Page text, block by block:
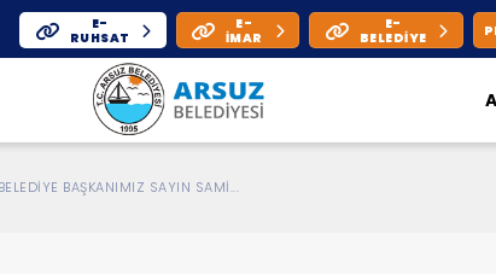
E-
RUHSAT
E-
İMAR
E-
BELEDIYE
BELEDİYE BAŞKANIMIZ SAYIN SAMİ...